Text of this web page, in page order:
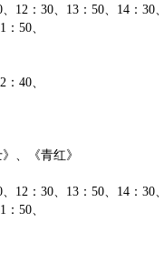
：30、13：50、14：30、
50、
40、
、《青红》
：30、13：50、14：30、
50、